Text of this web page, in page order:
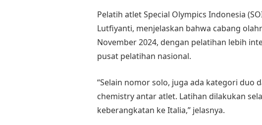
Pelatih atlet Special Olympics Indonesia
Lutfiyanti, menjelaskan bahwa cabang
November 2024, dengan pelatihan lebih
pusat pelatihan nasional.
“Selain nomor solo, juga ada kategori duo
chemistry antar atlet. Latihan dilakukan
keberangkatan ke Italia,” jelasnya.